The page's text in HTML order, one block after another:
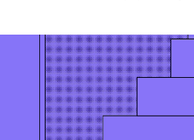
Tendences
Sazinies